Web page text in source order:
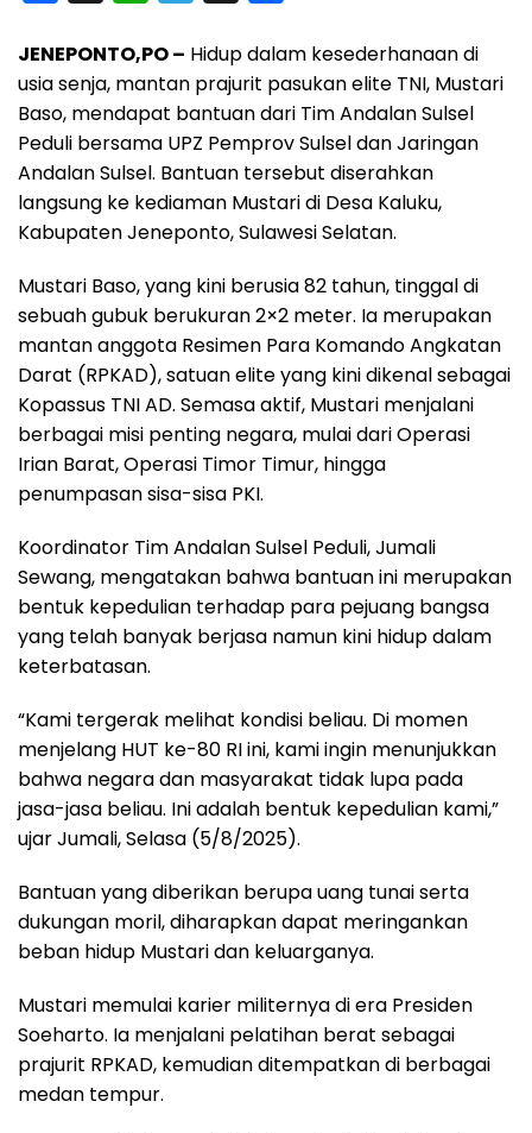
c
e
b
o
o
k
a
t
s
A
p
p
l
e
g
r
a
m
r
e
a
d
s
a
r
e
JENEPONTO,PO – Hidup dalam kesederhanaan di
usia senja, mantan prajurit pasukan elite TNI, Mustari
Baso, mendapat bantuan dari Tim Andalan Sulsel
Peduli bersama UPZ Pemprov Sulsel dan Jaringan
Andalan Sulsel. Bantuan tersebut diserahkan
langsung ke kediaman Mustari di Desa Kaluku,
Kabupaten Jeneponto, Sulawesi Selatan.
Mustari Baso, yang kini berusia 82 tahun, tinggal di
sebuah gubuk berukuran 2×2 meter. Ia merupakan
mantan anggota Resimen Para Komando Angkatan
Darat (RPKAD), satuan elite yang kini dikenal sebagai
Kopassus TNI AD. Semasa aktif, Mustari menjalani
berbagai misi penting negara, mulai dari Operasi
Irian Barat, Operasi Timor Timur, hingga
penumpasan sisa-sisa PKI.
Koordinator Tim Andalan Sulsel Peduli, Jumali
Sewang, mengatakan bahwa bantuan ini merupakan
bentuk kepedulian terhadap para pejuang bangsa
yang telah banyak berjasa namun kini hidup dalam
keterbatasan.
“Kami tergerak melihat kondisi beliau. Di momen
menjelang HUT ke-80 RI ini, kami ingin menunjukkan
bahwa negara dan masyarakat tidak lupa pada
jasa-jasa beliau. Ini adalah bentuk kepedulian kami,”
ujar Jumali, Selasa (5/8/2025).
Bantuan yang diberikan berupa uang tunai serta
dukungan moril, diharapkan dapat meringankan
beban hidup Mustari dan keluarganya.
Mustari memulai karier militernya di era Presiden
Soeharto. Ia menjalani pelatihan berat sebagai
prajurit RPKAD, kemudian ditempatkan di berbagai
medan tempur.